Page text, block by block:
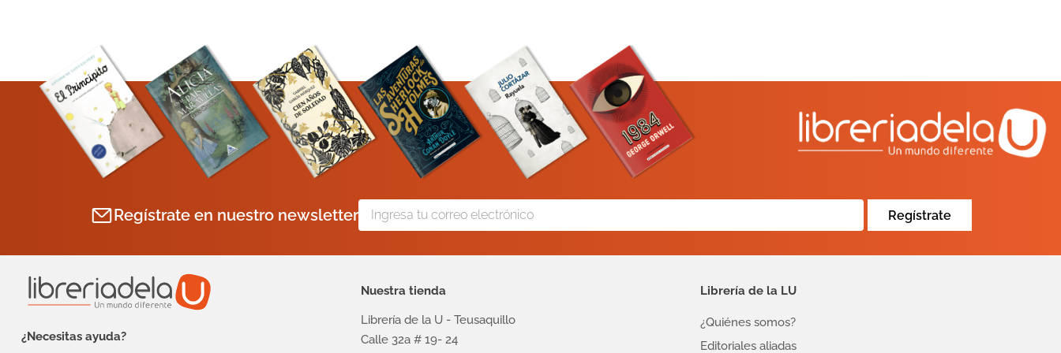
Regístrate en nuestro newsletter Regístrate
¿Necesitas ayuda?
Nuestra tienda
Librería de la U - Teusaquillo
Calle 32a # 19- 24
Librería de la LU
¿Quiénes somos?
Editoriales aliadas